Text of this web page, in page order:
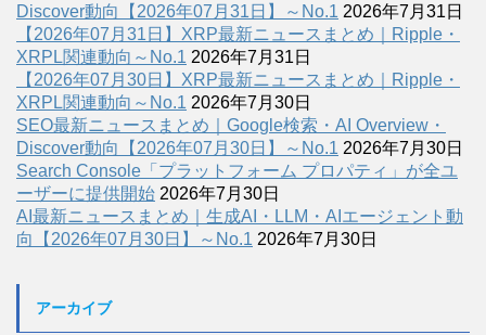
Discover動向【2026年07月31日】～No.1 2026年7月31日
【2026年07月31日】XRP最新ニュースまとめ｜Ripple・
XRPL関連動向～No.1 2026年7月31日
【2026年07月30日】XRP最新ニュースまとめ｜Ripple・
XRPL関連動向～No.1 2026年7月30日
SEO最新ニュースまとめ｜Google検索・AI Overview・
Discover動向【2026年07月30日】～No.1 2026年7月30日
Search Console「プラットフォーム プロパティ」が全ユ
ーザーに提供開始 2026年7月30日
AI最新ニュースまとめ｜生成AI・LLM・AIエージェント動
向【2026年07月30日】～No.1 2026年7月30日
アーカイブ